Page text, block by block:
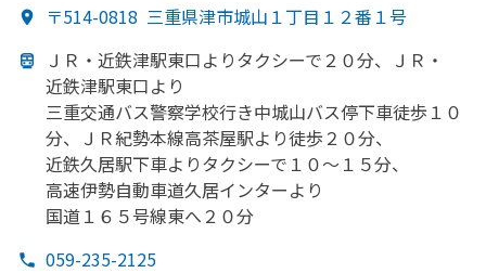
〒514-0818 三重県津市城山１丁目１２番１号
ＪＲ・近鉄津駅東口よりタクシーで ２０分、 ＪＲ・
近鉄津駅東口より
三重交通バス警察学校行き中城山バス停下車徒歩１０
分、 ＪＲ紀勢本線高茶屋駅より徒歩２０分、
近鉄久居駅下車よりタクシーで １０～１５分、
高速伊勢自動車道久居インターより
国道１６５号線東へ ２０分
059-235-2125